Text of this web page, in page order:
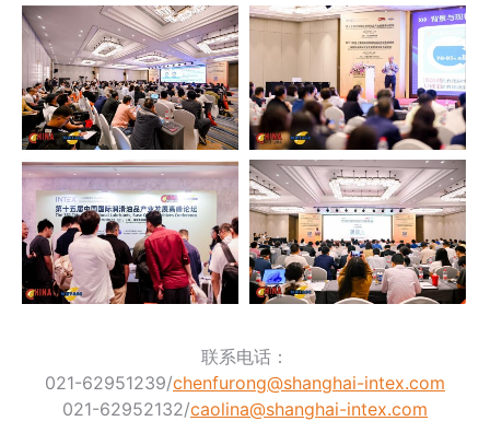
联系电话：
021-62951239/chenfurong@shanghai-intex.com
021-62952132/caolina@shanghai-intex.com